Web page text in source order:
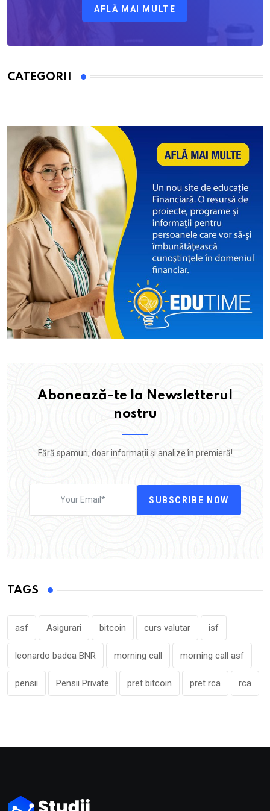
AFLĂ MAI MULTE
CATEGORII
Abonează-te la Newsletterul
nostru
Fără spamuri, doar informații și analize în premieră!
SUBSCRIBE NOW
TAGS
asf Asigurari bitcoin curs valutar isf
leonardo badea BNR morning call morning call asf
pensii Pensii Private pret bitcoin pret rca rca